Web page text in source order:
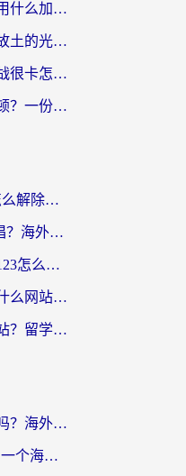
境外玩航海王热血航线用什么加速器？2026海外玩家实测最优方案（附欧洲问道堡垒前线加速技巧）
在异国他乡，寻找连接故土的光明大陆免费加速器
在海外玩坦克世界闪击战很卡怎么办？老玩家亲测有效的加速器选择指南
欧洲怎么玩新诛仙不卡顿？一份给海外游子的国服游戏畅玩指南
优酷手机app地域限制怎么解除？海外党亲测有效的追剧方案
全民K歌国外如何听原唱？海外党亲测有效的回国加速器选择指南
在海外如果使用交管12123怎么处理？留学生亲测有效的回国加速方案
海外看国内电视直播用什么网站比较好？一篇解决你所有追剧难题的实用指南
在国外如何打开中国网站？留学生与海外华人的无缝访问指南
雷霆加速下载免费靠谱吗？海外党选回国加速器的避坑指南（附热门工具对比）
NordVPN 回国能用吗？一个海外用户必须面对的真实困境